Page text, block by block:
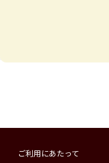
ご利用にあたって